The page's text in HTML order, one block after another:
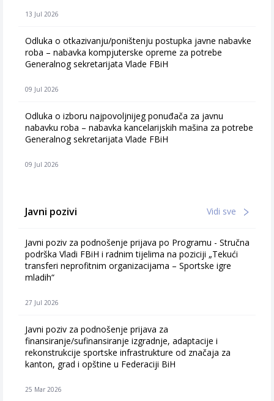
13 Jul 2026
Odluka o otkazivanju/poništenju postupka javne nabavke
roba – nabavka kompjuterske opreme za potrebe
Generalnog sekretarijata Vlade FBiH
09 Jul 2026
Odluka o izboru najpovoljnijeg ponuđača za javnu
nabavku roba – nabavka kancelarijskih mašina za potrebe
Generalnog sekretarijata Vlade FBiH
09 Jul 2026
Javni pozivi Vidi sve
Javni poziv za podnošenje prijava po Programu - Stručna
podrška Vladi FBiH i radnim tijelima na poziciji „Tekući
transferi neprofitnim organizacijama – Sportske igre
mladih“
27 Jul 2026
Javni poziv za podnošenje prijava za
finansiranje/sufinansiranje izgradnje, adaptacije i
rekonstrukcije sportske infrastrukture od značaja za
kanton, grad i opštine u Federaciji BiH
25 Mar 2026